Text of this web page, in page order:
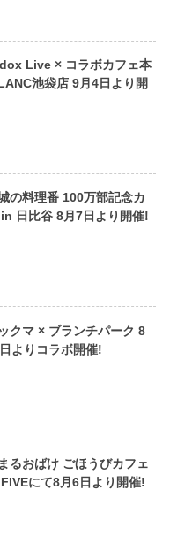
Live × コラボカフェ本
池袋店 9月4日より開
の料理番 100万部記念カ
日比谷 8月7日より開催!
クマ × ブランチパーク 8
よりコラボ開催!
るおばけ ごほうびカフェ
にて8月6日より開催!